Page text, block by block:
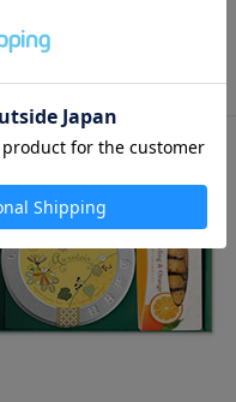
＆スイーツセット
1,950円